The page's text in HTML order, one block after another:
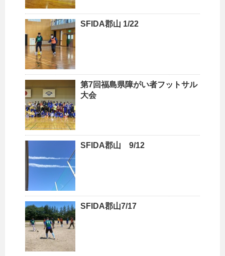
SFIDA郡山 1/22
第7回福島県障がい者フットサル
大会
SFIDA郡山 9/12
SFIDA郡山7/17